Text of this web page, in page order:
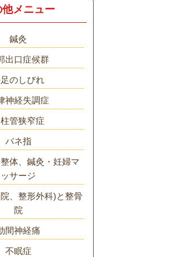
他メニュー
鍼灸
出口症候群
のしびれ
神経失調症
管狭窄症
バネ指
体、鍼灸・妊婦マ
ッサージ
、整形外科)と整骨
院
間神経痛
不眠症